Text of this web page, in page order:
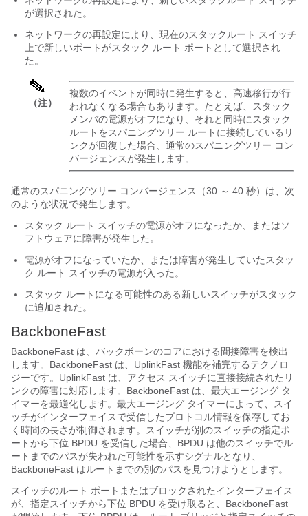
が選択された。
ネットワークの再設定により、現在のスタックルート スイッチ
上で新しいポートがスタック ルート ポートとして選択され
た。
（注）
複数のイベントが同時に発生すると、高速移行が行
われなくなる場合もあります。たとえば、スタック
メンバの電源がオフになり、それと同時にスタック
ルートをスパニングツリー ルートに接続しているリ
ンクが回復した場合、通常のスパニングツリー コン
バージェンスが発生します。
通常のスパニングツリー コンバージェンス（30 ～ 40 秒）は、次
のような状況で発生します。
スタック ルート スイッチの電源がオフになったか、またはソ
フトウェアに障害が発生した。
電源がオフになっていたか、または障害が発生していたスタッ
ク ルート スイッチの電源が入った。
スタック ルートになる可能性のある新しいスイッチがスタック
に追加された。
BackboneFast
BackboneFast は、バックボーンのコアにおける間接障害を検出
します。BackboneFast は、UplinkFast 機能を補完するテクノロ
ジーです。UplinkFast は、アクセス スイッチに直接接続されたリ
ンクの障害に対応します。BackboneFast は、最大エージング タ
イマーを最適化します。最大エージング タイマーによって、スイ
ッチがインターフェイスで受信したプロトコル情報を保存してお
く時間の長さが制御されます。スイッチが別のスイッチの指定ポ
ートから下位 BPDU を受信した場合、BPDU は他のスイッチでル
ートまでのパスが失われた可能性を示すシグナルとなり、
BackboneFast はルートまでの別のパスを見つけようとします。
スイッチのルート ポートまたはブロックされたインターフェイス
が、指定スイッチから下位 BPDU を受け取ると、BackboneFast